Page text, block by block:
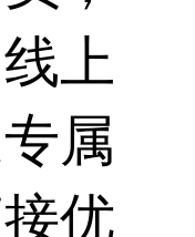
上
属
优